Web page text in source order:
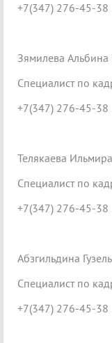
+7(347) 276-45-38
Зямилева
Специалист по
+7(347) 276-45-38
Телякаева
Специалист по
+7(347) 276-45-38
Абзгильдина
Специалист по
+7(347) 276-45-38